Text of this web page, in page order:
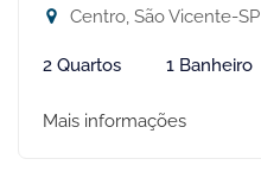
Centro, São Vicente-SP
2 Quartos 1 Banheiro
Mais informações